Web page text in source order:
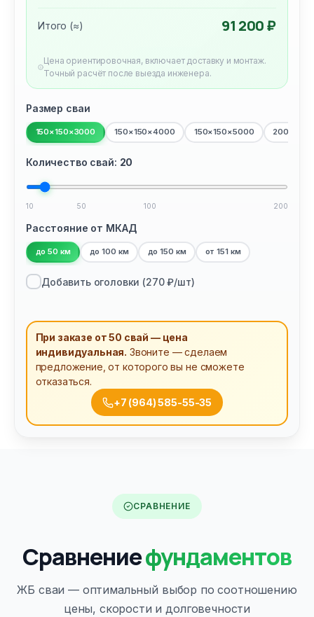
Размер сваи
150×150×3000 150×150×4000 150×150×5000
Количество свай: 20
10 50 100 200
Расстояние от МКАД
до 50 км до 100 км до 150 км от 151 км
Добавить оголовки (270₽/шт)
Итого (≈) 91 200 ₽
Цена ориентировочная, включает доставку и монтаж.
Точный расчёт после выезда инженера.
При заказе от 50 свай — цена
индивидуальная. Звоните — сделаем
предложение, от которого вы не сможете
отказаться.
+7 (964) 585-55-35
СРАВНЕНИЕ
Сравнениефундаментов
ЖБ сваи — оптимальный выбор по соотношению
цены, скорости и долговечности